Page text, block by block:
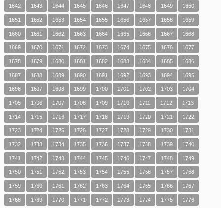
1642 1643 1644 1645 1646 1647 1648 1649 1650
1651 1652 1653 1654 1655 1656 1657 1658 1659
1660 1661 1662 1663 1664 1665 1666 1667 1668
1669 1670 1671 1672 1673 1674 1675 1676 1677
1678 1679 1680 1681 1682 1683 1684 1685 1686
1687 1688 1689 1690 1691 1692 1693 1694 1695
1696 1697 1698 1699 1700 1701 1702 1703 1704
1705 1706 1707 1708 1709 1710 1711 1712 1713
1714 1715 1716 1717 1718 1719 1720 1721 1722
1723 1724 1725 1726 1727 1728 1729 1730 1731
1732 1733 1734 1735 1736 1737 1738 1739 1740
1741 1742 1743 1744 1745 1746 1747 1748 1749
1750 1751 1752 1753 1754 1755 1756 1757 1758
1759 1760 1761 1762 1763 1764 1765 1766 1767
1768 1769 1770 1771 1772 1773 1774 1775 1776